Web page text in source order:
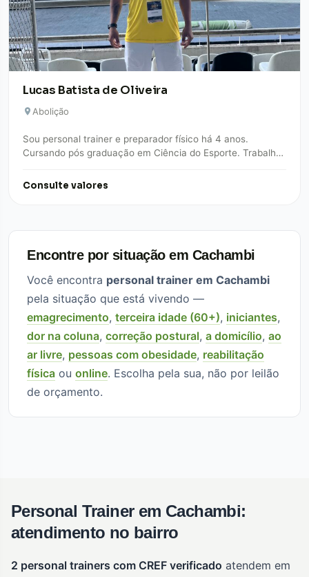
Lucas Batista de Oliveira
Abolição
Sou personal trainer e preparador físico há 4 anos.
Cursando pós graduação em Ciência do Esporte. Trabalho
Consulte valores
Encontre por situação em Cachambi
Você encontra personal trainer em Cachambi
pela situação que está vivendo —
emagrecimento, terceira idade (60+), iniciantes,
dor na coluna, correção postural, a domicílio, ao
ar livre, pessoas com obesidade, reabilitação
física ou online. Escolha pela sua, não por leilão
de orçamento.
Personal Trainer em Cachambi:
atendimento no bairro
2 personal trainers com CREF verificado atendem em